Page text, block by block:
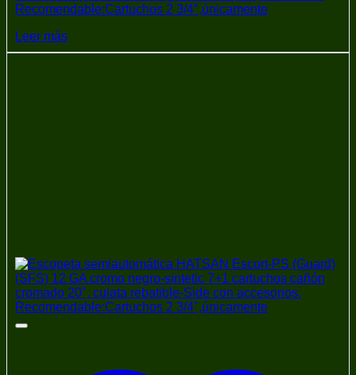
Recomendable:Cartuchos 2 3/4″,únicamente
Leer más